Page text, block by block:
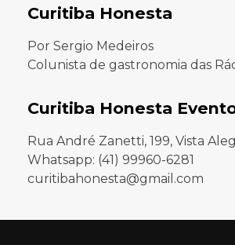
Curitiba Honesta
Por Sergio Medeiros
Colunista de gastronomia das
Curitiba Honesta
Rua André Zanetti, 199, Vista
Whatsapp: (41) 99960-6281
curitibahonesta@gmail.com